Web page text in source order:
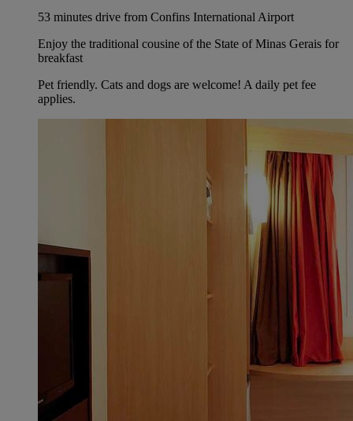
53 minutes drive from Confins International Airport
Enjoy the traditional cousine of the State of Minas Gerais for
breakfast
Pet friendly. Cats and dogs are welcome! A daily pet fee
applies.